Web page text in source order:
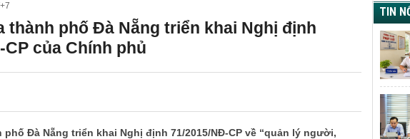
thành phố Đà Nẵng triển khai Nghị định
CP của Chính phủ
phố Đà Nẵng triển khai Nghị định 71/2015/NĐ-CP về “quản lý người,
TIN